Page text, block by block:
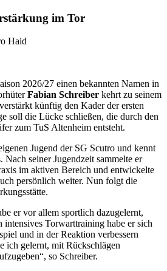
im Tor
Haid
2026/27 einen bekannten Namen in
Fabian Schreiber kehrt zu seinem
künftig den Kader der ersten
soll die Lücke schließen, die durch den
zum TuS Altenheim entsteht.
Jugend der SG Scutro und kennt
Nach seiner Jugendzeit sammelte er
im aktiven Bereich und entwickelte
persönlich weiter. Nun folgt die
er vor allem sportlich dazugelernt,
Torwarttraining habe er sich
und in der Reaktion verbessern
ich gelernt, mit Rückschlägen
so Schreiber.